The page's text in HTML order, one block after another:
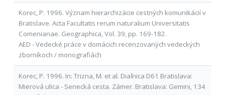
Korec, P. 1996. Význam hierarchizácie cestných komunikácií v
Bratislave. Acta Facultatis rerum naturalium Universitatis
Comenianae. Geographica, Vol. 39, pp. 169-182.
AED - Vedecké práce v domácich recenzovaných vedeckých
zborníkoch / monografiách
Korec, P. 1996. In: Trizna, M. et al. Diaľnica D61 Bratislava:
Mierová ulica - Senecká cesta. Zámer. Bratislava: Gemini, 134